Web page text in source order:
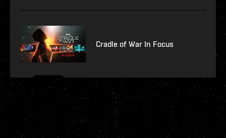
Cradle of War In Focus